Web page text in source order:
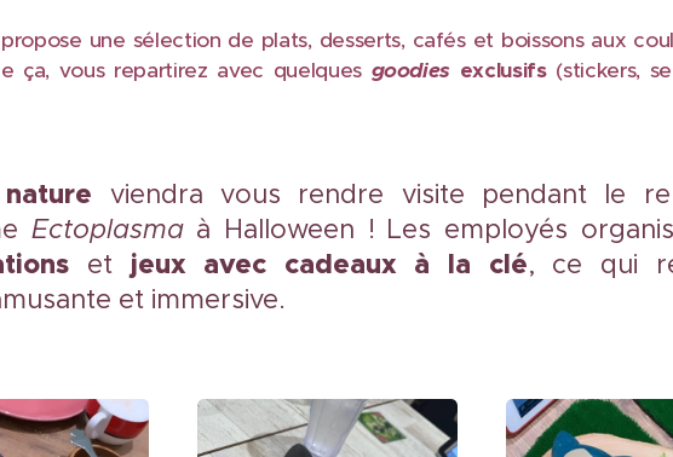
une sélection de plats, desserts, cafés et boissons aux
ça, vous repartirez avec quelques goodies exclusifs(stickers,
viendra vous rendre visite pendant le
Ectoplasmaà Halloween ! Les employés
et jeux avec cadeaux à la clé, ce qui
et immersive.